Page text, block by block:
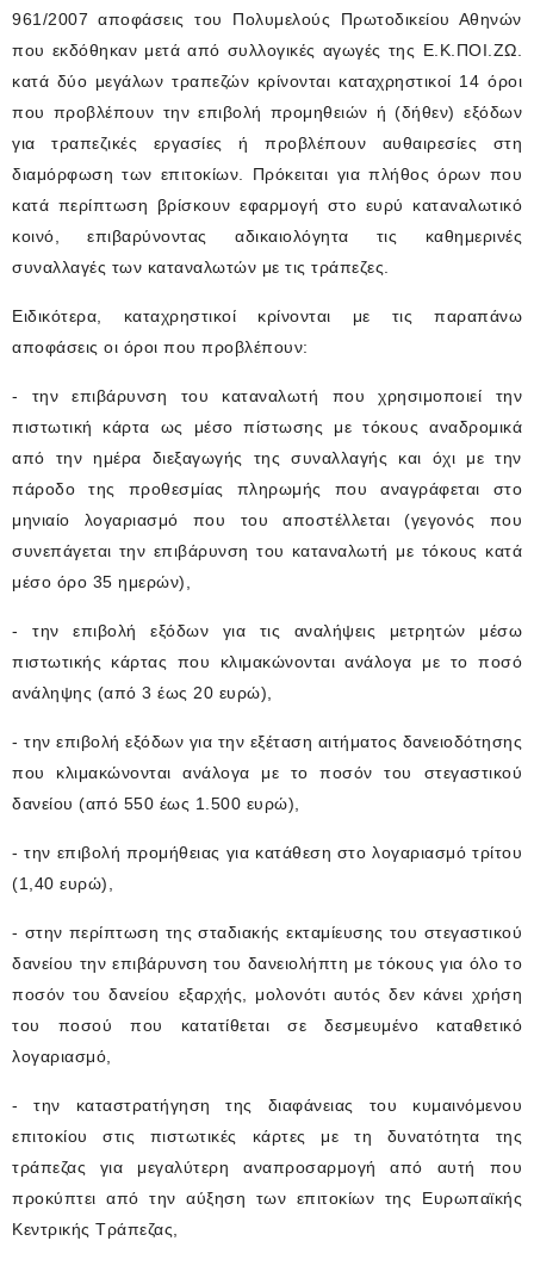
961/2007 αποφάσεις του Πολυμελούς Πρωτοδικείου Αθηνών
που εκδόθηκαν μετά από συλλογικές αγωγές της Ε.Κ.ΠΟΙ.ΖΩ.
κατά δύο μεγάλων τραπεζών κρίνονται καταχρηστικοί 14 όροι
που προβλέπουν την επιβολή προμηθειών ή (δήθεν) εξόδων
για τραπεζικές εργασίες ή προβλέπουν αυθαιρεσίες στη
διαμόρφωση των επιτοκίων. Πρόκειται για πλήθος όρων που
κατά περίπτωση βρίσκουν εφαρμογή στο ευρύ καταναλωτικό
κοινό, επιβαρύνοντας αδικαιολόγητα τις καθημερινές
συναλλαγές των καταναλωτών με τις τράπεζες.
Ειδικότερα, καταχρηστικοί κρίνονται με τις παραπάνω
αποφάσεις οι όροι που προβλέπουν:
- την επιβάρυνση του καταναλωτή που χρησιμοποιεί την
πιστωτική κάρτα ως μέσο πίστωσης με τόκους αναδρομικά
από την ημέρα διεξαγωγής της συναλλαγής και όχι με την
πάροδο της προθεσμίας πληρωμής που αναγράφεται στο
μηνιαίο λογαριασμό που του αποστέλλεται (γεγονός που
συνεπάγεται την επιβάρυνση του καταναλωτή με τόκους κατά
μέσο όρο 35 ημερών),
- την επιβολή εξόδων για τις αναλήψεις μετρητών μέσω
πιστωτικής κάρτας που κλιμακώνονται ανάλογα με το ποσό
ανάληψης (από 3 έως 20 ευρώ),
- την επιβολή εξόδων για την εξέταση αιτήματος δανειοδότησης
που κλιμακώνονται ανάλογα με το ποσόν του στεγαστικού
δανείου (από 550 έως 1.500 ευρώ),
- την επιβολή προμήθειας για κατάθεση στο λογαριασμό τρίτου
(1,40 ευρώ),
- στην περίπτωση της σταδιακής εκταμίευσης του στεγαστικού
δανείου την επιβάρυνση του δανειολήπτη με τόκους για όλο το
ποσόν του δανείου εξαρχής, μολονότι αυτός δεν κάνει χρήση
του ποσού που κατατίθεται σε δεσμευμένο καταθετικό
λογαριασμό,
- την καταστρατήγηση της διαφάνειας του κυμαινόμενου
επιτοκίου στις πιστωτικές κάρτες με τη δυνατότητα της
τράπεζας για μεγαλύτερη αναπροσαρμογή από αυτή που
προκύπτει από την αύξηση των επιτοκίων της Ευρωπαϊκής
Κεντρικής Τράπεζας,